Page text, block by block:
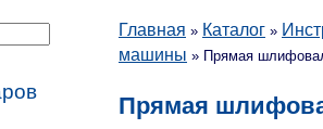
Главная » Каталог »
машины » Прямая
Прямая